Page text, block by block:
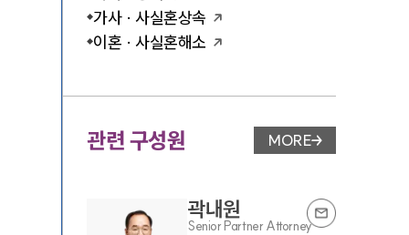
가사 · 사실혼상속
이혼 · 사실혼해소
관련 구성원 변호사 페이지 이동
MORE
곽내원
Senior Partner Attorney